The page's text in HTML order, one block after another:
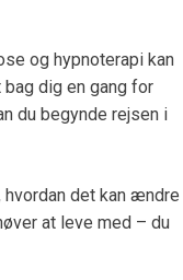
og hypnoterapi kan
dig en gang for
du begynde rejsen i
det kan ændre
at leve med – du